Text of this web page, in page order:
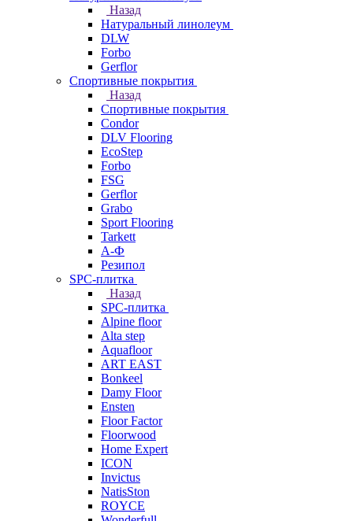
Назад
Натуральный линолеум
DLW
Forbo
Gerflor
Спортивные покрытия
Назад
Спортивные покрытия
Condor
DLV Flooring
EcoStep
Forbo
FSG
Gerflor
Grabo
Sport Flooring
Tarkett
А-Ф
Резипол
SPC-плитка
Назад
SPC-плитка
Alpine floor
Alta step
Aquafloor
ART EAST
Bonkeel
Damy Floor
Ensten
Floor Factor
Floorwood
Home Expert
ICON
Invictus
NatisSton
ROYCE